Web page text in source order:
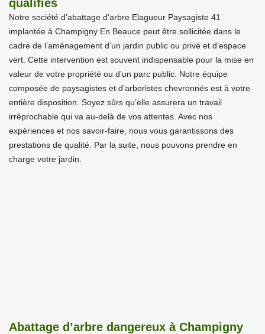
qualifiés
Notre société d’abattage d’arbre Elagueur Paysagiste 41
implantée à Champigny En Beauce peut être sollicitée dans le
cadre de l’aménagement d’un jardin public ou privé et d’espace
vert. Cette intervention est souvent indispensable pour la mise en
valeur de votre propriété ou d’un parc public. Notre équipe
composée de paysagistes et d’arboristes chevronnés est à votre
entière disposition. Soyez sûrs qu’elle assurera un travail
irréprochable qui va au-delà de vos attentes. Avec nos
expériences et nos savoir-faire, nous vous garantissons des
prestations de qualité. Par la suite, nous pouvons prendre en
charge votre jardin.
Abattage d’arbre dangereux à Champigny